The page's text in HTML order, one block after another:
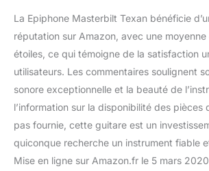
La Epiphone Masterbilt Texan bénéficie
réputation sur Amazon, avec une
étoiles, ce qui témoigne de la satisfaction
utilisateurs. Les commentaires soulignent
sonore exceptionnelle et la beauté de
l’information sur la disponibilité des pièces
pas fournie, cette guitare est un
quiconque recherche un instrument fiable
Mise en ligne sur Amazon.fr le 5 mars